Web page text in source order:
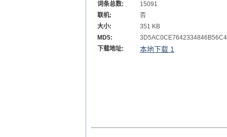
词条总数:
15091
联机:
否
大小:
351 KB
MD5:
下载地址:
本地下载 1